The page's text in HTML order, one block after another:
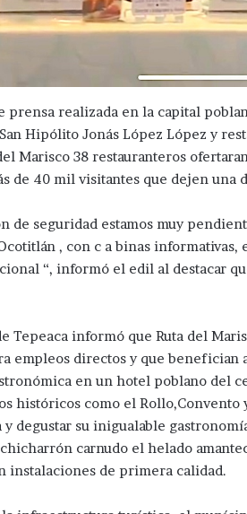
prensa realizada en la capital
Hipólito Jonás López López y
Marisco 38 restauranteros
de 40 mil visitantes que dejen una
de seguridad estamos muy
, con c a binas
“, informó el edil al destacar
Tepeaca informó que Ruta del
empleos directos y que benefician
en un hotel poblano del
históricos como el Rollo,Convento
y degustar su inigualable
carnudo el helado
instalaciones de primera calidad.